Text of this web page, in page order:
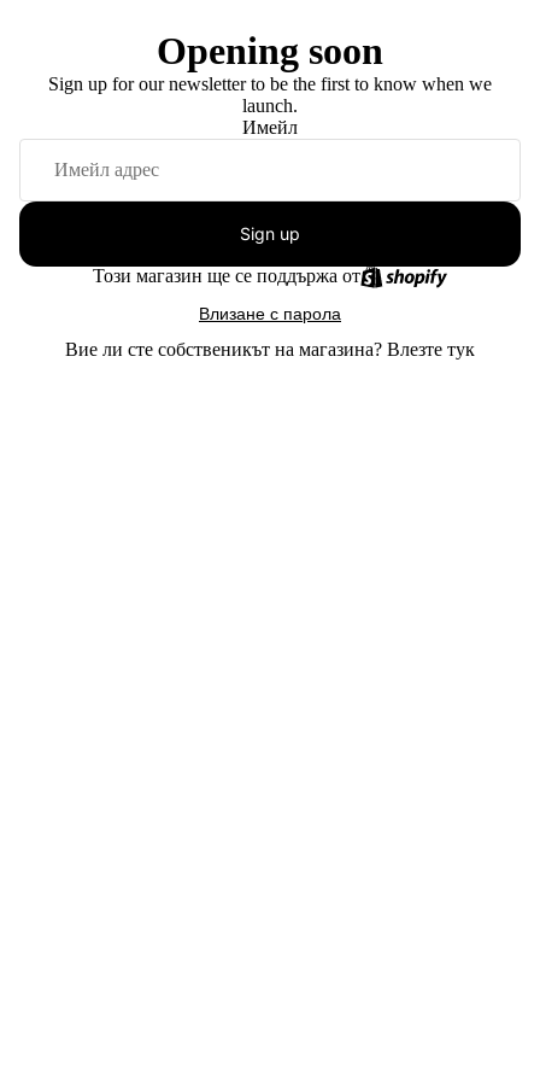
Opening soon
Sign up for our newsletter to be the first to know when we
launch.
Имейл
Sign up
Този магазин ще се поддържа от
Влизане с парола
Вие ли сте собственикът на магазина? Влезте тук